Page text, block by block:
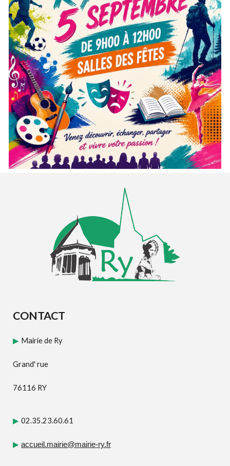
CONTACT
▶ Mairie de Ry
Grand' rue
76116 RY
▶ 02.35.23.60.61
▶accueil.mairie@mairie-ry.fr